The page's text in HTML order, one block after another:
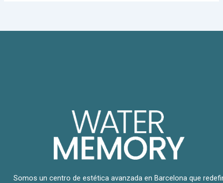
Somos un centro de estética avanzada en Barcelona que